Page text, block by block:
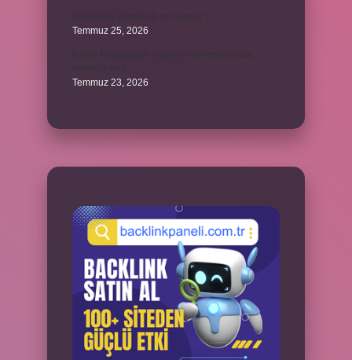
Temmuz 25, 2026
Temmuz 23, 2026